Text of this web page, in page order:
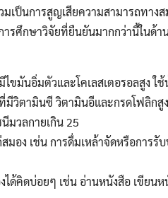
มเป็นการสูญเสียความสามารถทา
รศึกษาวิจัยที่ยืนยันมากกว่านี้ในด้า
ขมันอิ่มตัวและโคเลสเตอรอลสูง
มีวิตามินซี วิตามินอีและกรดโฟลิกสูง
มวลกายเกิน 25
อง เช่น การดื่มเหล้าจัดหรือการรั
ด้คิดบ่อยๆ เช่น อ่านหนังสือ เขียน